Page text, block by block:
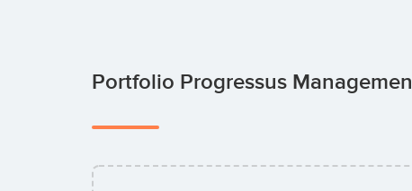
Portfolio Progressus